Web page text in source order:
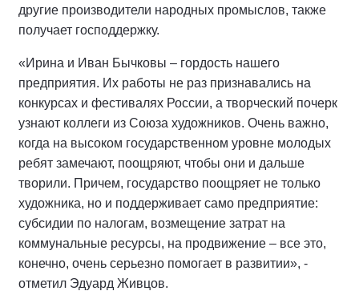
другие производители народных промыслов, также
получает господдержку.
«Ирина и Иван Бычковы – гордость нашего
предприятия. Их работы не раз признавались на
конкурсах и фестивалях России, а творческий почерк
узнают коллеги из Союза художников. Очень важно,
когда на высоком государственном уровне молодых
ребят замечают, поощряют, чтобы они и дальше
творили. Причем, государство поощряет не только
художника, но и поддерживает само предприятие:
субсидии по налогам, возмещение затрат на
коммунальные ресурсы, на продвижение – все это,
конечно, очень серьезно помогает в развитии», -
отметил Эдуард Живцов.